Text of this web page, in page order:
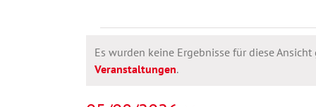
Veranstaltungen
Hinweis
Es wurden keine Ergebnisse für diese
Veranstaltungen.